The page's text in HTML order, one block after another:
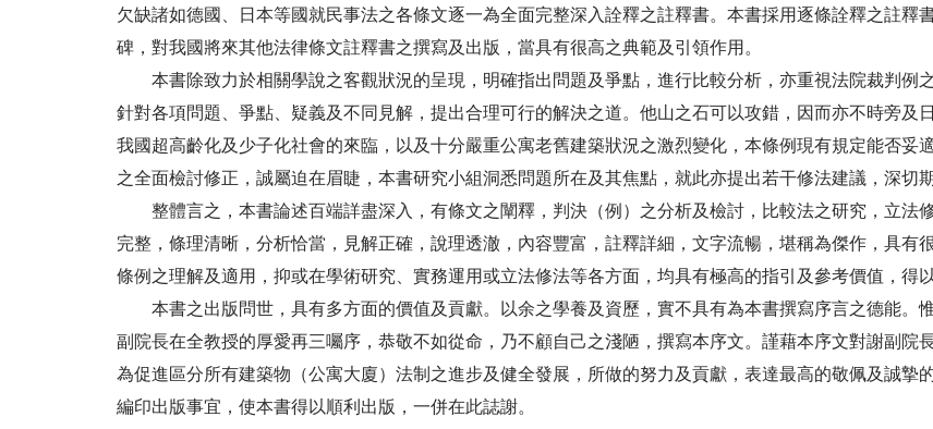
欠缺諸如德國、日本等國就民事法之各條文逐一為全面完整深入詮釋之註釋書。本書採用逐條詮釋之註釋
碑，對我國將來其他法律條文註釋書之撰寫及出版，當具有很高之典範及引領作用。
本書除致力於相關學說之客觀狀況的呈現，明確指出問題及爭點，進行比較分析，亦重視法院裁判例
針對各項問題、爭點、疑義及不同見解，提出合理可行的解決之道。他山之石可以攻錯，因而亦不時旁及
我國超高齡化及少子化社會的來臨，以及十分嚴重公寓老舊建築狀況之激烈變化，本條例現有規定能否妥
之全面檢討修正，誠屬迫在眉睫，本書研究小組洞悉問題所在及其焦點，就此亦提出若干修法建議，深切
整體言之，本書論述百端詳盡深入，有條文之闡釋，判決（例）之分析及檢討，比較法之研究，立法
完整，條理清晰，分析恰當，見解正確，說理透澈，內容豐富，註釋詳細，文字流暢，堪稱為傑作，具有
條例之理解及適用，抑或在學術研究、實務運用或立法修法等各方面，均具有極高的指引及參考價值，得
本書之出版問世，具有多方面的價值及貢獻。以余之學養及資歷，實不具有為本書撰寫序言之德能。
副院長在全教授的厚愛再三囑序，恭敬不如從命，乃不顧自己之淺陋，撰寫本序文。謹藉本序文對謝副院
為促進區分所有建築物（公寓大廈）法制之進步及健全發展，所做的努力及貢獻，表達最高的敬佩及誠摯
編印出版事宜，使本書得以順利出版，一併在此誌謝。